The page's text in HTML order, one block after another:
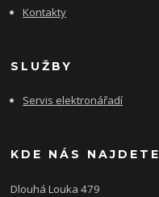
Kontakty
SLUŽBY
Servis elektronářadí
KDE NÁS NAJDETE
Dlouhá Louka 479